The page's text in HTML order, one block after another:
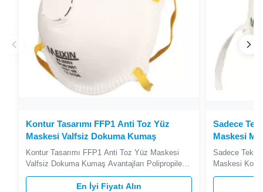
Kontur Tasarımı FFP1 Anti Toz Yüz
Maskesi Valfsiz Dokuma Kumaş
Kontur Tasarımı FFP1 Anti Toz Yüz Maskesi
Valfsiz Dokuma Kumaş Avantajları Polipropilen
(PP) dış tabaka pürüzsüz astar sağlar ve
gevşek lifleri önler. Kabartmalı saçak contası
En İyi Fiyatı Alın
Sadece Tek
Maskesi
Konuşma
Sadece Tek
Maskesi
Filtrasyon 1.